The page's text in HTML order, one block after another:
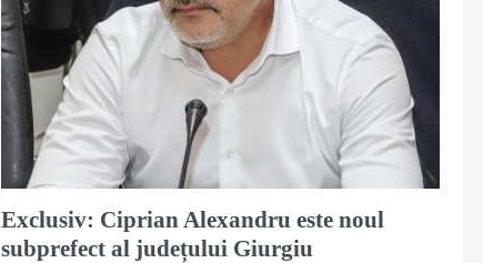
Exclusiv: Ciprian Alexandru este noul
subprefect al județului Giurgiu